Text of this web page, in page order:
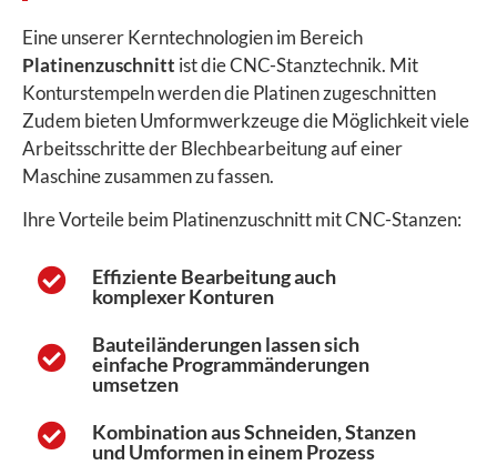
Eine unserer Kerntechnologien im Bereich
Platinenzuschnitt ist die CNC-Stanztechnik. Mit
Konturstempeln werden die Platinen zugeschnitten
Zudem bieten Umformwerkzeuge die Möglichkeit viele
Arbeitsschritte der Blechbearbeitung auf einer
Maschine zusammen zu fassen.
Ihre Vorteile beim Platinenzuschnitt mit CNC-Stanzen:
Effiziente Bearbeitung auch
komplexer Konturen
Bauteiländerungen lassen sich
einfache Programmänderungen
umsetzen
Kombination aus Schneiden, Stanzen
und Umformen in einem Prozess